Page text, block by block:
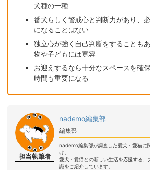
犬種の一種
番犬らしく警戒心と判断力があり、
になることはない
独立心が強く自己判断をすることも
物や子どもには寛容
お迎えするなら十分なスペースを確
時間も重要になる
担当執筆者
nademo編集部
編集部
nademo編集部が調査した愛犬・愛猫に
け。
愛犬・愛猫との新しい生活を応援する、
識をご紹介しています。